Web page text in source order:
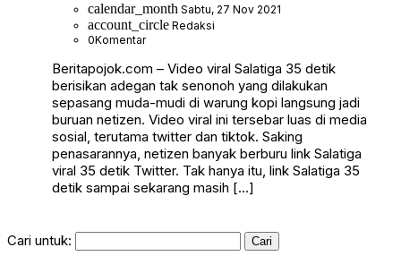
calendar_month Sabtu, 27 Nov 2021
account_circle Redaksi
0Komentar
Beritapojok.com – Video viral Salatiga 35 detik
berisikan adegan tak senonoh yang dilakukan
sepasang muda-mudi di warung kopi langsung jadi
buruan netizen. Video viral ini tersebar luas di media
sosial, terutama twitter dan tiktok. Saking
penasarannya, netizen banyak berburu link Salatiga
viral 35 detik Twitter. Tak hanya itu, link Salatiga 35
detik sampai sekarang masih […]
Cari untuk: